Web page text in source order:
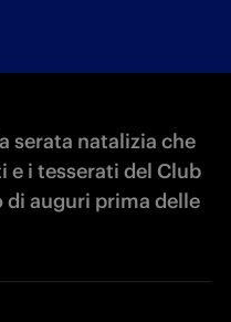
serata natalizia che
i tesserati del Club
auguri prima delle